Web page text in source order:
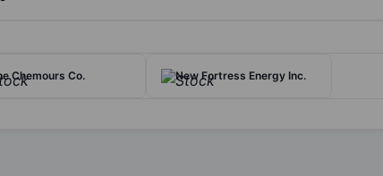
Chemours Co. New Fortress Energy Inc.